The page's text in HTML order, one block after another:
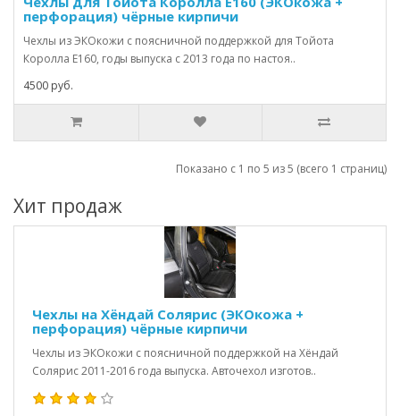
перфорация) чёрные кирпичи
Чехлы из ЭКОкожи с поясничной поддержкой для Тойота
Королла Е160, годы выпуска с 2013 года по настоя..
4500 руб.
Показано с 1 по 5 из 5 (всего 1 страниц)
Хит продаж
Чехлы на Хёндай Солярис (ЭКОкожа +
перфорация) чёрные кирпичи
Чехлы из ЭКОкожи с поясничной поддержкой на Хёндай
Солярис 2011-2016 года выпуска. Авточехол изготов..